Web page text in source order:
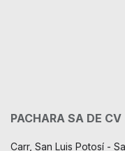
PACHARA SA DE CV
Carr, San Luis Potosí -